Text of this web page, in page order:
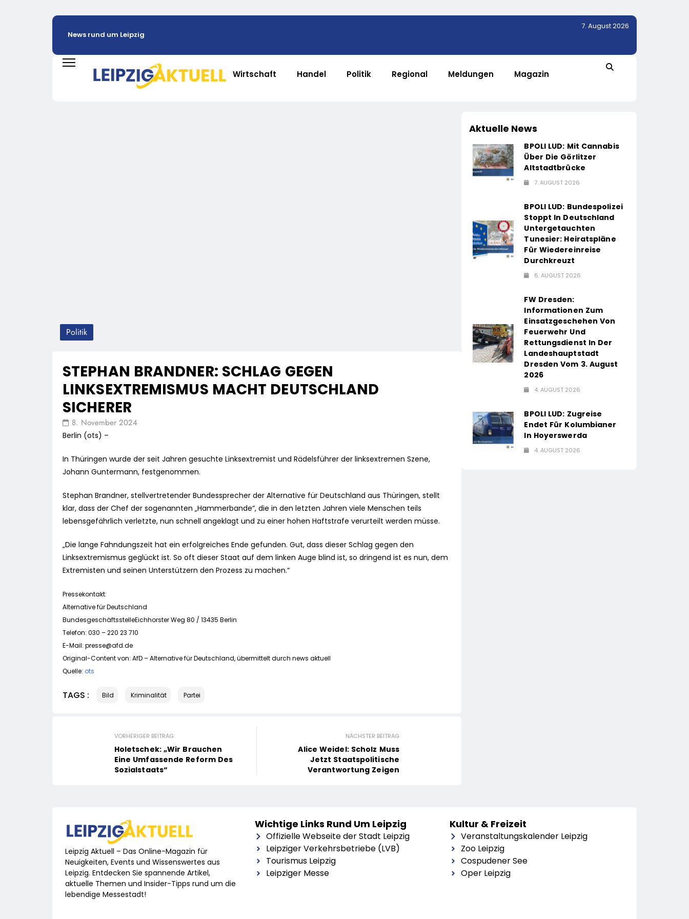
News rund um Leipzig
7. August 2026
Wirtschaft Handel Politik Regional Meldungen Magazin
Politik
STEPHAN BRANDNER: SCHLAG GEGEN
LINKSEXTREMISMUS MACHT DEUTSCHLAND
SICHERER
8. November 2024
Berlin (ots) –
In Thüringen wurde der seit Jahren gesuchte Linksextremist und Rädelsführer der linksextremen Szene,
Johann Guntermann, festgenommen.
Stephan Brandner, stellvertretender Bundessprecher der Alternative für Deutschland aus Thüringen, stellt
klar, dass der Chef der sogenannten „Hammerbande“, die in den letzten Jahren viele Menschen teils
lebensgefährlich verletzte, nun schnell angeklagt und zu einer hohen Haftstrafe verurteilt werden müsse.
„Die lange Fahndungszeit hat ein erfolgreiches Ende gefunden. Gut, dass dieser Schlag gegen den
Linksextremismus geglückt ist. So oft dieser Staat auf dem linken Auge blind ist, so dringend ist es nun, dem
Extremisten und seinen Unterstützern den Prozess zu machen.“
Pressekontakt:
Alternative für Deutschland
BundesgeschäftsstelleEichhorster Weg 80 / 13435 Berlin
Telefon: 030 – 220 23 710
E-Mail: presse@afd.de
Original-Content von: AfD – Alternative für Deutschland, übermittelt durch news aktuell
Quelle: ots
TAGS : Bild Kriminalität Partei
VORHERIGER BEITRAG
Holetschek: „Wir Brauchen
Eine Umfassende Reform Des
Sozialstaats“
NÄCHSTER BEITRAG
Alice Weidel: Scholz Muss
Jetzt Staatspolitische
Verantwortung Zeigen
Aktuelle News
BPOLI LUD: Mit Cannabis
Über Die Görlitzer
Altstadtbrücke
7. AUGUST 2026
BPOLI LUD: Bundespolizei
Stoppt In Deutschland
Untergetauchten
Tunesier: Heiratspläne
Für Wiedereinreise
Durchkreuzt
6. AUGUST 2026
FW Dresden:
Informationen Zum
Einsatzgeschehen Von
Feuerwehr Und
Rettungsdienst In Der
Landeshauptstadt
Dresden Vom 3. August
2026
4. AUGUST 2026
BPOLI LUD: Zugreise
Endet Für Kolumbianer
In Hoyerswerda
4. AUGUST 2026
Leipzig Aktuell – Das Online-Magazin für
Neuigkeiten, Events und Wissenswertes aus
Leipzig. Entdecken Sie spannende Artikel,
aktuelle Themen und Insider-Tipps rund um die
lebendige Messestadt!
Wichtige Links Rund Um Leipzig
Offizielle Webseite der Stadt Leipzig
Leipziger Verkehrsbetriebe (LVB)
Tourismus Leipzig
Leipziger Messe
Kultur & Freizeit
Veranstaltungskalender Leipzig
Zoo Leipzig
Cospudener See
Oper Leipzig